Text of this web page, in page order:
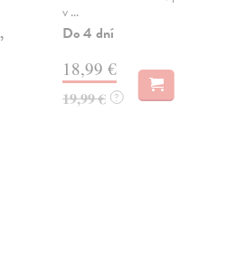
,
v ...
Do 4 dní
18,99 €
19,99 € ?